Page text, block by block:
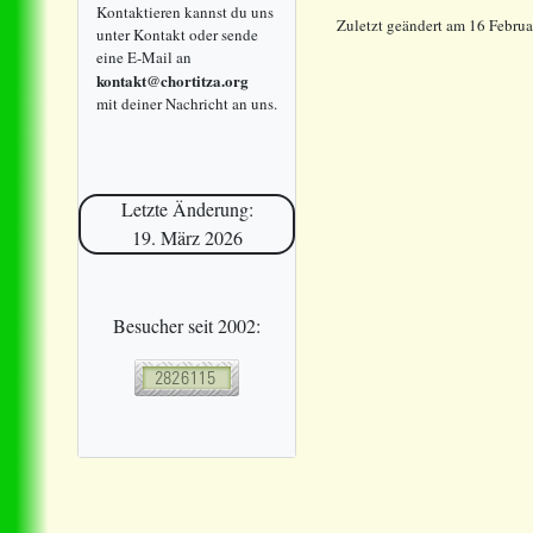
Kontaktieren kannst du uns
unter Kontakt oder sende
eine E-Mail an
kontakt@chortitza.org
mit deiner Nachricht an uns.
Letzte Änderung:
19. März 2026
Besucher seit 2002:
Zuletzt geändert am 16